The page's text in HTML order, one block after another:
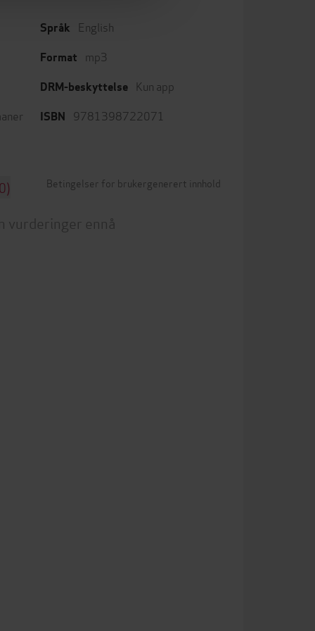
Språk English
Format mp3
DRM-beskyttelse Kun app
ISBN 9781398722071
Betingelser for brukergenerert innhold
vurderinger ennå